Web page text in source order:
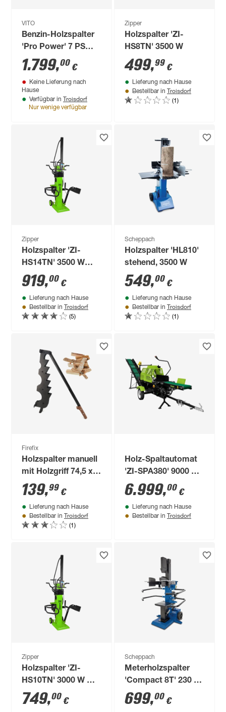
VITO
Benzin-Holzspalter
'Pro Power' 7 PS
5200 W inklusive
Benzinkanister 'Vito'
5 l
1.799,00 €
Keine Lieferung nach
Hause
Verfügbar in Troisdorf
Nur wenige verfügbar
Zipper
Holzspalter 'ZI-
HS8TN' 3500 W
499,99 €
Lieferung nach Hause
Bestellbar in Troisdorf
(1)
Zipper
Holzspalter 'ZI-
HS14TN' 3500 W
grün mit
Stammheber
919,00 €
Lieferung nach Hause
Bestellbar in Troisdorf
(5)
Scheppach
Holzspalter 'HL810'
stehend, 3500 W
549,00 €
Lieferung nach Hause
Bestellbar in Troisdorf
(1)
Firefix
Holzspalter manuell
mit Holzgriff 74,5 x
15 x 11,7 cm
schwarz
139,99 €
Lieferung nach Hause
Bestellbar in Troisdorf
(1)
Holz-Spaltautomat
'ZI-SPA380' 9000 W
zum Ablängen und
Spalten
6.999,00 €
Lieferung nach Hause
Bestellbar in Troisdorf
Zipper
Holzspalter 'ZI-
HS10TN' 3000 W mit
Stammheber
749,00 €
Scheppach
Meterholzspalter
'Compact 8T' 230 V
3150 W
699,00 €